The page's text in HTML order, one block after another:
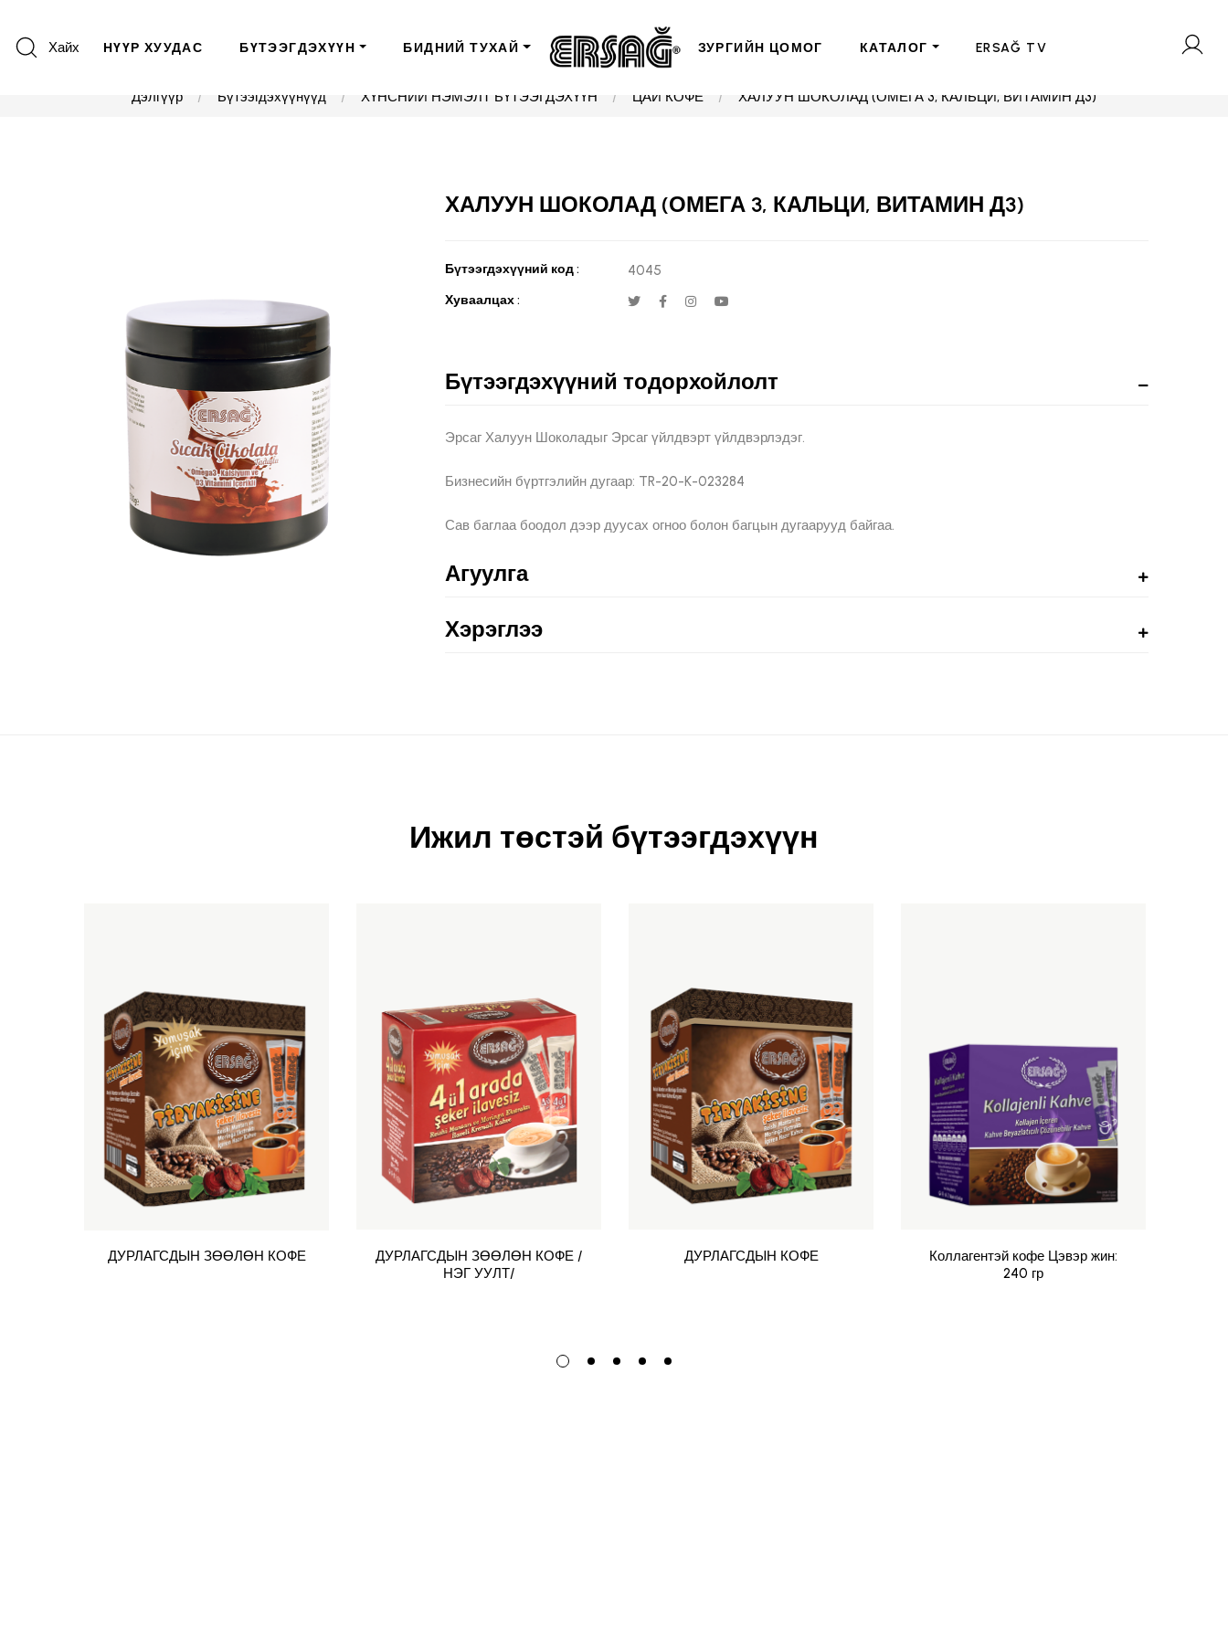
Хайх НҮҮР ХУУДАС БҮТЭЭГДЭХҮҮН БИДНИЙ ТУХАЙ ЗУРГИЙН ЦОМОГ КАТАЛОГ ERSAĞ TV
Дэлгүүр Бүтээгдэхүүнүүд ХҮНСНИЙ НЭМЭЛТ БҮТЭЭГДЭХҮҮН ЦАЙ КОФЕ ХАЛУУН ШОКОЛАД (ОМЕГА 3, КАЛЬЦИ, ВИТАМИН Д3)
ХАЛУУН ШОКОЛАД (ОМЕГА 3, КАЛЬЦИ, ВИТАМИН Д3)
Бүтээгдэхүүний код : 4045
Хуваалцах :
Бүтээгдэхүүний тодорхойлолт
Эрсаг Халуун Шоколадыг Эрсаг үйлдвэрт үйлдвэрлэдэг.
Бизнесийн бүртгэлийн дугаар: TR-20-K-023284
Сав баглаа боодол дээр дуусах огноо болон багцын дугаарууд байгаа.
Агуулга
Хэрэглээ
Ижил төстэй бүтээгдэхүүн
ДУРЛАГСДЫН ЗӨӨЛӨН КОФЕ
ДУРЛАГСДЫН ЗӨӨЛӨН КОФЕ /
НЭГ УУЛТ/
ДУРЛАГСДЫН КОФЕ
Коллагентэй кофе Цэвэр жин:
240 гр